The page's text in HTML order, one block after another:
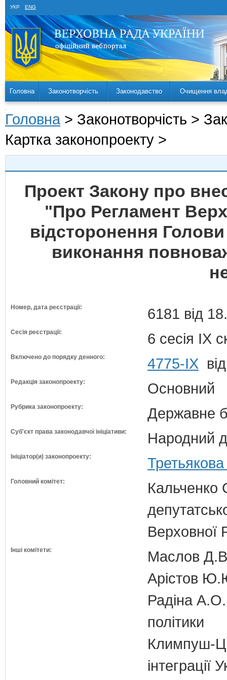
УКР ENG
Головна Законотворчість Законодавство Очищення
Головна > Законотворчість >
Картка законопроекту >
Проект Закону про
"Про Регламент
відсторонення
виконання
Номер, дата реєстрації: 6181 від
Сесія реєстрації: 6 сесія IX
Включено до порядку денного: 4775-IX
Редакція законопроекту: Основний
Рубрика законопроекту: Державне
Суб'єкт права законодавчої ініціативи: Народний
Ініціатор(и) законопроекту:
Головний комітет:
Кальченко
Верховної
Інші комітети:
Маслов Д.В.
Арістов
Радіна А.О.
політики
Климпуш-